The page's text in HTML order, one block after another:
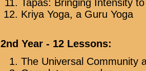
Tapas: Bringing Intensity
Kriya Yoga, a Guru Yoga
2nd Year - 12 Lessons:
The Universal Community